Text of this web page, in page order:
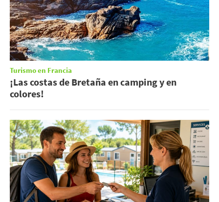
Turismo en Francia
¡Las costas de Bretaña en camping y en
colores!